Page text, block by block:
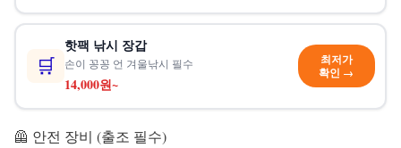
🛒
핫팩 낚시 장갑
손이 꽁꽁 언 겨울낚시 필수
14,000원~
최저가
확인 →
🦺 안전 장비 (출조 필수)